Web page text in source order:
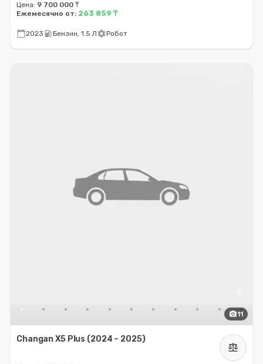
Цена: 9 700 000 ₸
Ежемесячно от: 263 859 ₸
calendar_today2023 local_gas_stationБензин, 1.5 ЛsettingsРобот
photo_camera11
Changan X5 Plus (2024 – 2025)
balance